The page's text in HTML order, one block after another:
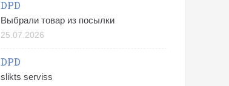
DPD
Выбрали товар из посылки
25.07.2026
DPD
slikts serviss